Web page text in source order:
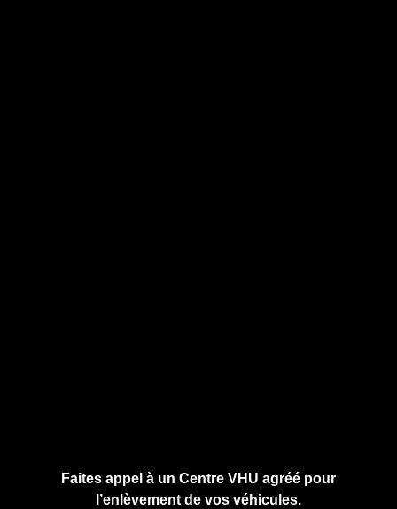
Faites appel à un Centre VHU agréé pour
l’enlèvement de vos véhicules.